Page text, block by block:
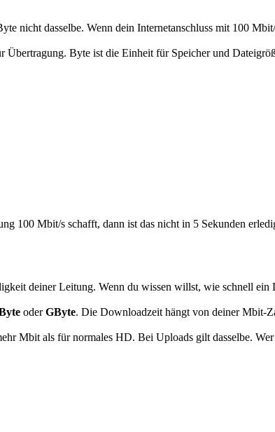
nicht dasselbe. Wenn dein Internetanschluss mit 100
Übertragung. Byte ist die Einheit für Speicher und
100 Mbit/s schafft, dann ist das nicht in 5 Sekunden
deiner Leitung. Wenn du wissen willst, wie schnell
oderGByte. Die Downloadzeit hängt von deiner Mbit-
Mbit als für normales HD. Bei Uploads gilt dasselbe.